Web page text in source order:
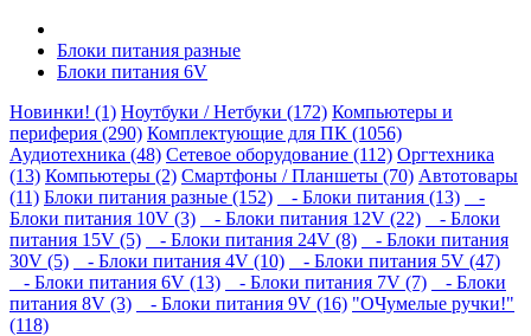
Блоки питания разные
Блоки питания 6V
Новинки! (1) Ноутбуки / Нетбуки (172) Компьютеры и
периферия (290) Комплектующие для ПК (1056)
Аудиотехника (48) Сетевое оборудование (112) Оргтехника
(13) Компьютеры (2) Смартфоны / Планшеты (70) Автотовары
(11) Блоки питания разные (152) - Блоки питания (13)
-
Блоки питания 10V (3)
- Блоки питания 12V (22)
- Блоки
питания 15V (5)
- Блоки питания 24V (8)
- Блоки питания
30V (5)
- Блоки питания 4V (10)
- Блоки питания 5V (47)
- Блоки питания 6V (13)
- Блоки питания 7V (7)
- Блоки
питания 8V (3)
- Блоки питания 9V (16) "ОЧумелые ручки!"
(118)